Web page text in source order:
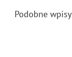
Podobne wpisy